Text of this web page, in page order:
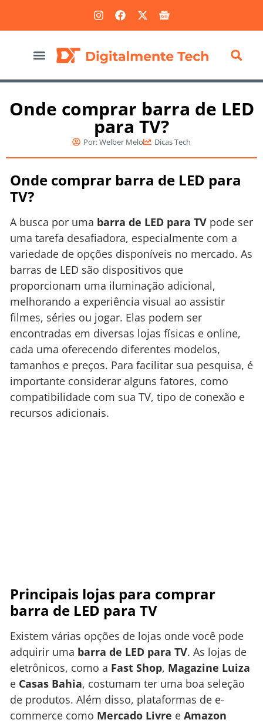
Onde comprar barra de LED
para TV?
Por:Welber Melo Dicas Tech
Onde comprar barra de LED para
TV?
A busca por uma barra de LED para TV pode ser
uma tarefa desafiadora, especialmente com a
variedade de opções disponíveis no mercado. As
barras de LED são dispositivos que
proporcionam uma iluminação adicional,
melhorando a experiência visual ao assistir
filmes, séries ou jogar. Elas podem ser
encontradas em diversas lojas físicas e online,
cada uma oferecendo diferentes modelos,
tamanhos e preços. Para facilitar sua pesquisa, é
importante considerar alguns fatores, como
compatibilidade com sua TV, tipo de conexão e
recursos adicionais.
Principais lojas para comprar
barra de LED para TV
Existem várias opções de lojas onde você pode
adquirir uma barra de LED para TV. As lojas de
eletrônicos, como a Fast Shop, Magazine Luiza
e Casas Bahia, costumam ter uma boa seleção
de produtos. Além disso, plataformas de e-
commerce como Mercado Livre e Amazon